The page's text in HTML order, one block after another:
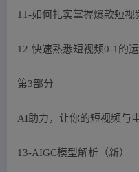
11-如何扎实掌握爆款短视
12-快速熟悉短视频0-1的
第3部分
AI助力，让你的短视频与
13-AIGC模型解析（新）